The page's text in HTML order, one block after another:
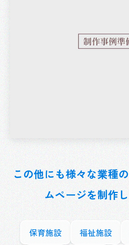
この他にも様々な業種
ムページを制作
保育施設 福祉施設